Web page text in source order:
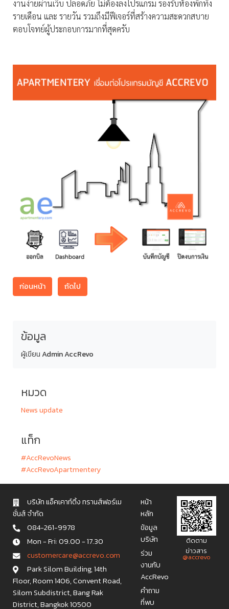
งานง่ายผ่านเว็บ ปลอดภัย ไม่ต้องลงโปรแกรม รองรับห้องพักทั้ง
รายเดือน และ รายวัน รวมถึงมีฟีเจอร์ที่สร้างความสะดวกสบาย
ตอบโจทย์ผู้ประกอบการมากที่สุดครับ
ก่อนหน้า ถัดไป
ข้อมูล
ผู้เขียนAdmin AccRevo
หมวด
News update
แท็ก
#AccRevoNews
#AccRevoApartmentery
บริษัท แอ็คเคาท์ติ้ง ทรานส์ฟอร์เม
ชั่นส์ จำกัด
084-261-9978
Mon - Fri: 09.00 - 17.30
c u s t o m e r c a r e @ a c c r e v o . c o m
Park Silom Building, 14th
Floor, Room 1406, Convent Road,
Silom Subdistrict, Bang Rak
District, Bangkok 10500
หน้า
หลัก
ข้อมูล
บริษัท
ร่วม
งานกับ
AccRevo
คำถาม
ที่พบ
ติดตาม
ข่าวสาร
@accrevo